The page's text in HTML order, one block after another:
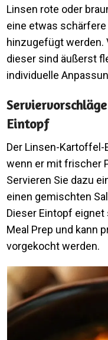
Linsen rote oder
eine etwas
hinzugefügt werden.
dieser sind äußerst
individuelle
Eintopf
Der Linsen-
wenn er mit frischer
Servieren Sie dazu
einen gemischten
Dieser Eintopf
Meal Prep und kann
vorgekocht werden.